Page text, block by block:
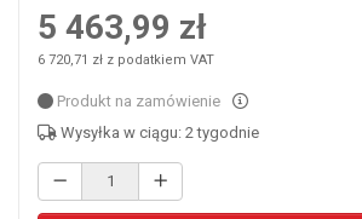
5 463,99 zł
6 720,71 zł z podatkiem VAT
Produkt na zamówienie
Wysyłka w ciągu: 2 tygodnie